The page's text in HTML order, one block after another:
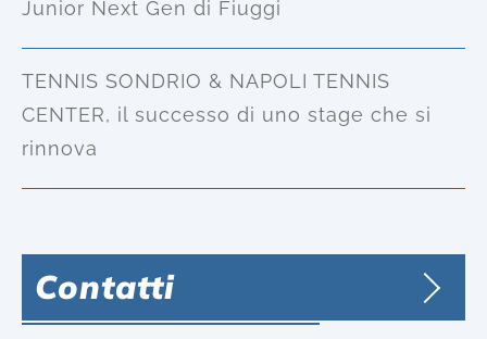
Junior Next Gen di Fiuggi
TENNIS SONDRIO & NAPOLI TENNIS
CENTER, il successo di uno stage che si
rinnova
Contatti